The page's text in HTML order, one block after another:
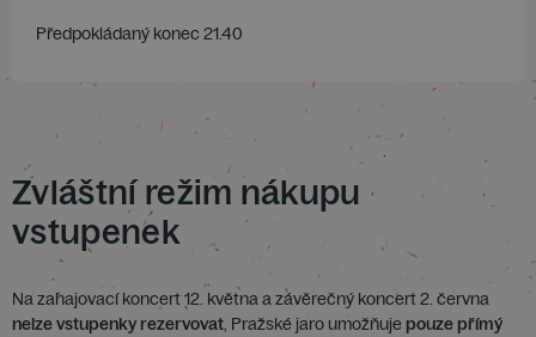
Předpokládaný konec 21.40
Zvláštní režim nákupu
vstupenek
Na zahajovací koncert 12. května a závěrečný koncert 2. června
nelze vstupenky rezervovat, Pražské jaro umožňuje pouze přímý